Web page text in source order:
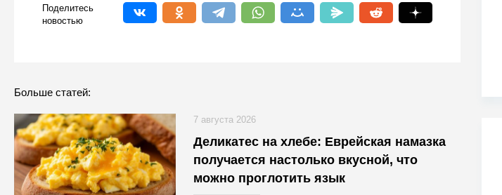
Поделитесь
новостью
Больше статей:
Деликатес на хлебе: Еврейская намазка
получается настолько вкусной, что
можно проглотить язык
7 августа 2026